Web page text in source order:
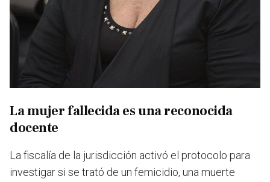
La mujer fallecida es una reconocida
docente
La fiscalía de la jurisdicción activó el protocolo para
investigar si se trató de un femicidio, una muerte